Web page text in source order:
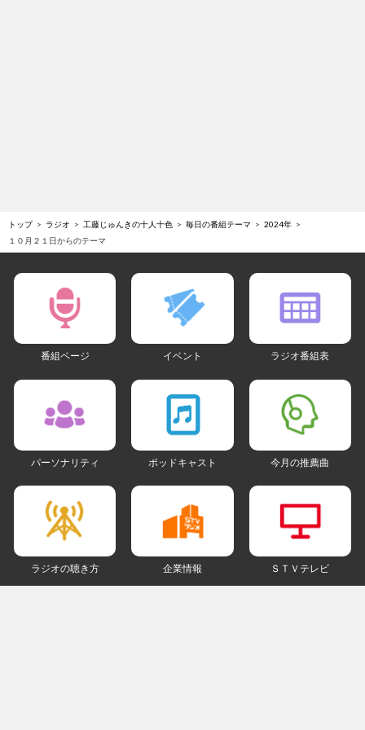
トップ ラジオ 工藤じゅんきの十人十色 毎日の番組テーマ
2024年
１０月２１日からのテーマ
番組ページ イベント ラジオ番組表
パーソナリティ ポッドキャスト 今月の推薦曲
ラジオの聴き方 企業情報 ＳＴＶテレビ